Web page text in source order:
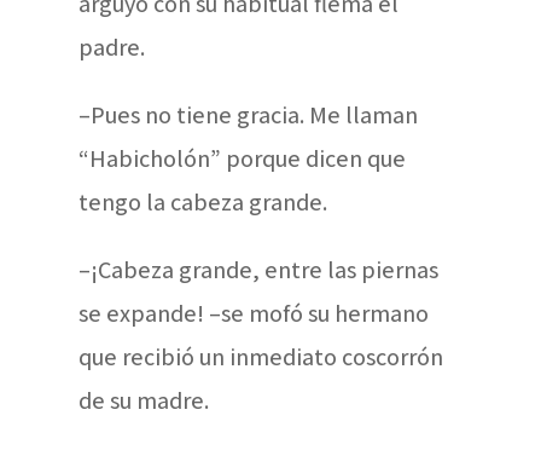
padre.
–Pues no tiene gracia. Me llaman
“Habicholón” porque dicen que
tengo la cabeza grande.
–¡Cabeza grande, entre las piernas
se expande! –se mofó su hermano
que recibió un inmediato coscorrón
de su madre.